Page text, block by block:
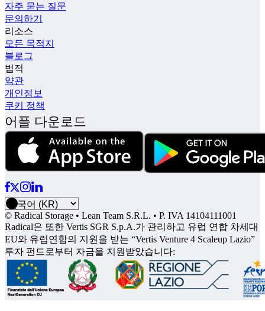
자주 묻는 질문
문의하기
리소스
모든 목적지
블로그
법적
약관
개인정보
쿠키 정책
어플 다운로드
© Radical Storage • Lean Team S.R.L. • P. IVA 14104111001
Radical은 또한 Vertis SGR S.p.A.가 관리하고 유럽 연합 차세대
EU와 유럽연합의 지원을 받는 “Vertis Venture 4 Scaleup Lazio”
투자 펀드로부터 자금을 지원받았습니다: